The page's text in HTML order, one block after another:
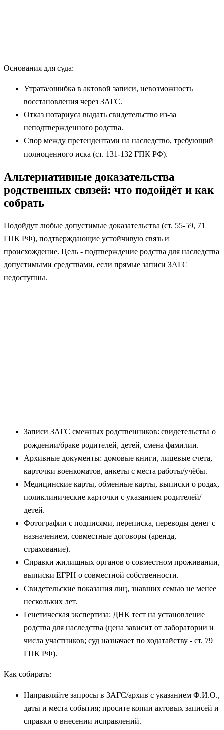
Основания для суда:
Утрата/ошибка в актовой записи, невозможность
восстановления через ЗАГС.
Отказ нотариуса выдать свидетельство из‑за
неподтвержденного родства.
Спор между претендентами на наследство, требующий
полноценного иска (ст. 131-132 ГПК РФ).
Альтернативные доказательства
родственных связей: что подойдёт и как
собрать
Подойдут любые допустимые доказательства (ст. 55-59, 71
ГПК РФ), подтверждающие устойчивую связь и
происхождение. Цель - подтверждение родства для наследства
допустимыми средствами, если прямые записи ЗАГС
недоступны.
Записи ЗАГС смежных родственников: свидетельства о
рождении/браке родителей, детей, смена фамилии.
Архивные документы: домовые книги, лицевые счета,
карточки военкоматов, анкеты с места работы/учёбы.
Медицинские карты, обменные карты, выписки о родах,
поликлинические карточки с указанием родителей/
детей.
Фотографии с подписями, переписка, переводы денег с
назначением, совместные договоры (аренда,
страхование).
Справки жилищных органов о совместном проживании,
выписки ЕГРН о совместной собственности.
Свидетельские показания лиц, знавших семью не менее
нескольких лет.
Генетическая экспертиза: ДНК тест на установление
родства для наследства (цена зависит от лаборатории и
числа участников; суд назначает по ходатайству - ст. 79
ГПК РФ).
Как собирать:
Направляйте запросы в ЗАГС/архив с указанием Ф.И.О.,
даты и места события; просите копии актовых записей и
справки о внесении исправлений.